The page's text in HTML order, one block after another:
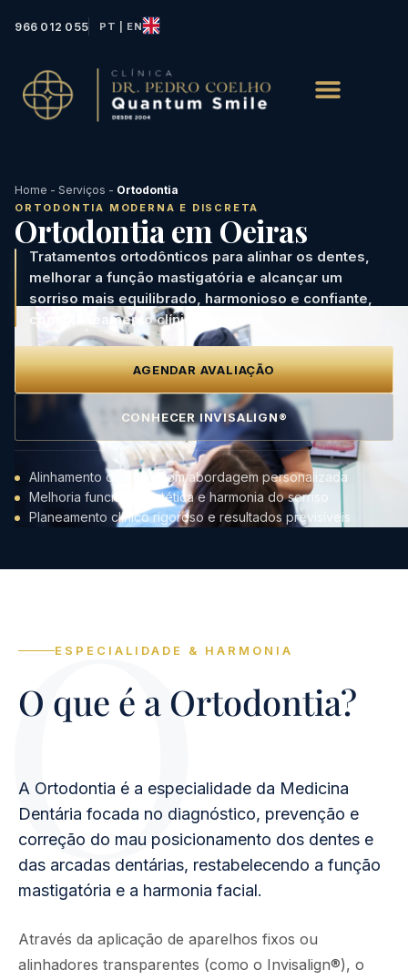
966 012 055 PT | EN
Home - Serviços - Ortodontia
ORTODONTIA MODERNA E DISCRETA
Ortodontia em Oeiras
Tratamentos ortodônticos para alinhar os dentes,
melhorar a função mastigatória e alcançar um
sorriso mais equilibrado, harmonioso e confiante,
com planeamento clínico rigoroso.
AGENDAR AVALIAÇÃO
CONHECER INVISALIGN®
Alinhamento dentário com abordagem personalizada
Melhoria funcional, estética e harmonia do sorriso
Planeamento clínico rigoroso e resultados previsíveis
ESPECIALIDADE & HARMONIA
O que é a Ortodontia?
A Ortodontia é a especialidade da Medicina
Dentária focada no diagnóstico, prevenção e
correção do mau posicionamento dos dentes e
das arcadas dentárias, restabelecendo a função
mastigatória e a harmonia facial.
Através da aplicação de aparelhos fixos ou
alinhadores transparentes (como o Invisalign®), o